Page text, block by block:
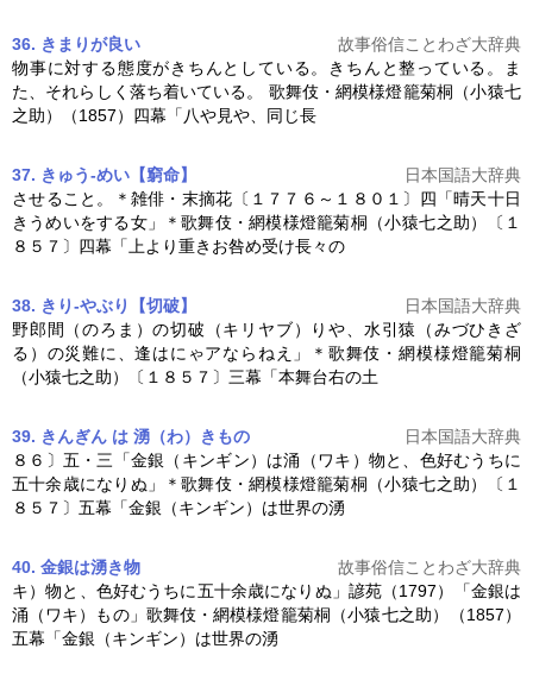
36. きまりが良い
故事俗信ことわざ大辞典
物事に対する態度がきちんとしている。きちんと整っている。ま
た、それらしく落ち着いている。 歌舞伎・ 網模様燈籠菊桐 （小猿七
之助）（1857）四幕「八や見や、同じ長
37. きゅう‐めい【窮命】
日本国語大辞典
させること。＊雑俳・末摘花〔１７７６～１８０１〕四「晴天十日
きうめいをする女」＊歌舞伎・ 網模様燈籠菊桐 （小猿七之助）〔１
８５７〕四幕「上より重きお咎め受け長々の
38. きり‐やぶり【切破】
日本国語大辞典
野郎間（のろま）の切破（キリヤブ）りや、水引猿（みづひきざ
る）の災難に、逢はにゃアならねえ」＊歌舞伎・ 網模様燈籠菊桐
（小猿七之助）〔１８５７〕三幕「本舞台右の土
39. きんぎん は 湧（わ）きもの
日本国語大辞典
８６〕五・三「金銀（キンギン）は涌（ワキ）物と、色好むうちに
五十余歳になりぬ」＊歌舞伎・ 網模様燈籠菊桐 （小猿七之助）〔１
８５７〕五幕「金銀（キンギン）は世界の湧
40. 金銀は湧き物
故事俗信ことわざ大辞典
キ）物と、色好むうちに五十余歳になりぬ」諺苑（1797）「金銀は
涌（ワキ）もの」歌舞伎・ 網模様燈籠菊桐 （小猿七之助）（1857）
五幕「金銀（キンギン）は世界の湧